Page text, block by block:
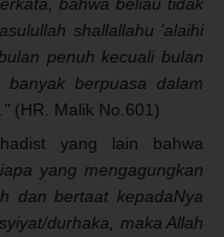
shallallahu 'alaihi
penuh kecuali bulan
berpuasa dalam
(HR. Malik No.601)
yang lain bahwa
yang mengagungkan
dan bertaat kepadaNya
durhaka, maka Allah